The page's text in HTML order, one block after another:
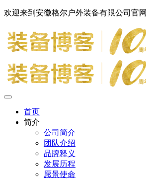
欢迎来到安徽格尔户外装备有限公司官网
首页
简介
公司简介
团队介绍
品牌释义
发展历程
愿景使命